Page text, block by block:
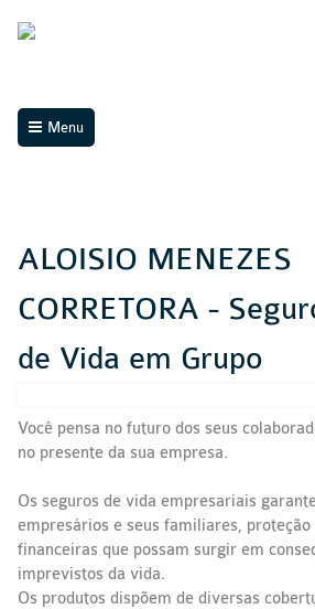
Menu
ALOISIO MENEZES
CORRETORA -
de Vida em Grupo
Você pensa no futuro dos seus
no presente da sua empresa.
Os seguros de vida empresariais
empresários e seus familiares,
financeiras que possam surgir em
imprevistos da vida.
Os produtos dispõem de diversas